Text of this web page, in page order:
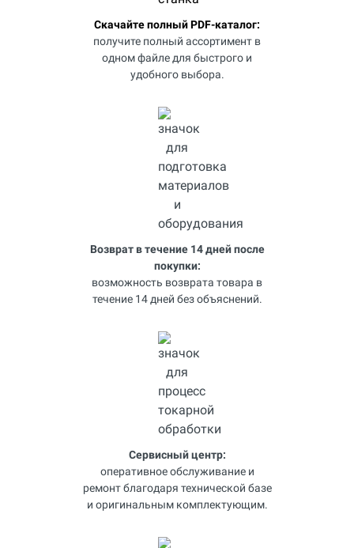
Скачайте полный PDF-каталог:
получите полный ассортимент в
одном файле для быстрого и
удобного выбора.
Возврат в течение 14 дней после
покупки:
возможность возврата товара в
течение 14 дней без объяснений.
Сервисный центр:
оперативное обслуживание и
ремонт благодаря технической базе
и оригинальным комплектующим.